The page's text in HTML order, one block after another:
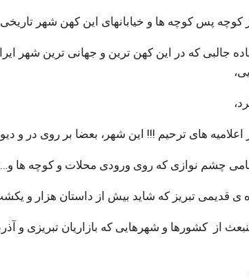
کوچه پس کوچه ها و خیابانهای این کهن شهر
جالبی که در این کهن ترین و جهانی ترین شهر
های ترحیم !!! این شهر، بعضا بر روی در و
چشم نوازی که روی ورودی محلات و کوچه ها
ی قدیمی تبریز که شاید بیش از داستان هزار و
از کشورها و شهرهایی که بازاریان تبریزی و